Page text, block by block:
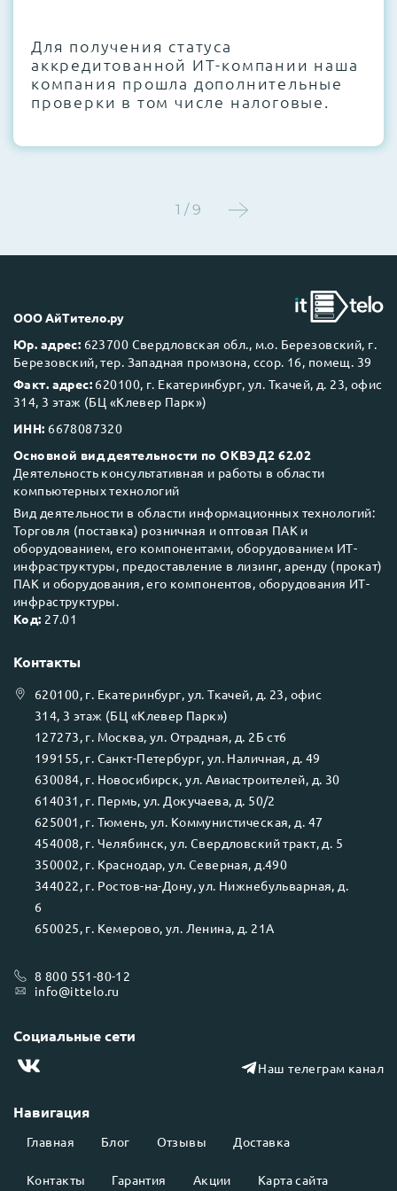
Этап 4:Стресс-тестирование под 100%
нагрузкой в течение 72 часов для
проверки стабильности всех подсистем
Next Business Day (NBD)
Для получения статуса
аккредитованной ИТ-компании наша
компания прошла дополнительные
проверки в том числе налоговые.
1 / 9
ООО АйТитело.ру
Юр. адрес: 623700 Свердловская обл., м.о. Березовский, г.
Березовский, тер. Западная промзона, ссор. 16, помещ. 39
Факт. адрес: 620100, г. Екатеринбург, ул. Ткачей, д. 23, офис
314, 3 этаж (БЦ «Клевер Парк»)
ИНН: 6678087320
Основной вид деятельности по ОКВЭД2 62.02
Деятельность консультативная и работы в области
компьютерных технологий
Вид деятельности в области информационных технологий:
Торговля (поставка) розничная и оптовая ПАК и
оборудованием, его компонентами, оборудованием ИТ-
инфраструктуры, предоставление в лизинг, аренду (прокат)
ПАК и оборудования, его компонентов, оборудования ИТ-
инфраструктуры.
Код: 27.01
Навигация
Главная Блог Отзывы Доставка
Контакты Гарантия Акции Карта сайта
Контакты
620100, г. Екатеринбург, ул.Ткачей, д. 23, офис
314, 3 этаж (БЦ «Клевер Парк»)
127273, г. Москва, ул. Отрадная, д. 2Б ст6
199155, г. Санкт-Петербург, ул. Наличная, д. 49
630084, г. Новосибирск, ул. Авиастроителей, д. 30
614031 , г. Пермь, ул. Докучаева, д. 50/2
625001 , г. Тюмень, ул. Коммунистическая, д. 47
454008, г. Челябинск, ул. Свердловский тракт, д. 5
350002, г. Краснодар, ул. Северная, д.490
344022, г. Ростов-на-Дону, ул. Нижнебульварная, д.
6
650025, г. Кемерово, ул. Ленина, д. 21А
8 800 551-80-12
info@ittelo.ru
Социальные сети
Наш телеграм канал